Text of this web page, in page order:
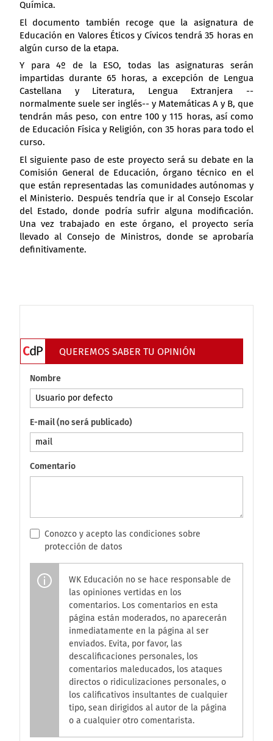
Química.
El documento también recoge que la asignatura de
Educación en Valores Éticos y Cívicos tendrá 35 horas en
algún curso de la etapa.
Y para 4º de la ESO, todas las asignaturas serán
impartidas durante 65 horas, a excepción de Lengua
Castellana y Literatura, Lengua Extranjera --
normalmente suele ser inglés-- y Matemáticas A y B, que
tendrán más peso, con entre 100 y 115 horas, así como
de Educación Física y Religión, con 35 horas para todo el
curso.
El siguiente paso de este proyecto será su debate en la
Comisión General de Educación, órgano técnico en el
que están representadas las comunidades autónomas y
el Ministerio. Después tendría que ir al Consejo Escolar
del Estado, donde podría sufrir alguna modificación.
Una vez trabajado en este órgano, el proyecto sería
llevado al Consejo de Ministros, donde se aprobaría
definitivamente.
QUEREMOS SABER TU OPINIÓN
Nombre
E-mail (no será publicado)
Comentario
Conozco y acepto las condiciones sobre
protección de datos
WK Educación no se hace responsable de
las opiniones vertidas en los
comentarios. Los comentarios en esta
página están moderados, no aparecerán
inmediatamente en la página al ser
enviados. Evita, por favor, las
descalificaciones personales, los
comentarios maleducados, los ataques
directos o ridiculizaciones personales, o
los calificativos insultantes de cualquier
tipo, sean dirigidos al autor de la página
o a cualquier otro comentarista.